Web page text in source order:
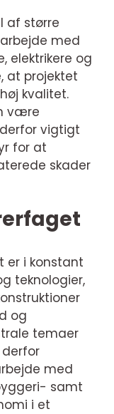
af større
med
elektrikere og
at projektet
kvalitet.
være
vigtigt
for at
skader
er i konstant
teknologier,
og
temaer
med
samt
i et